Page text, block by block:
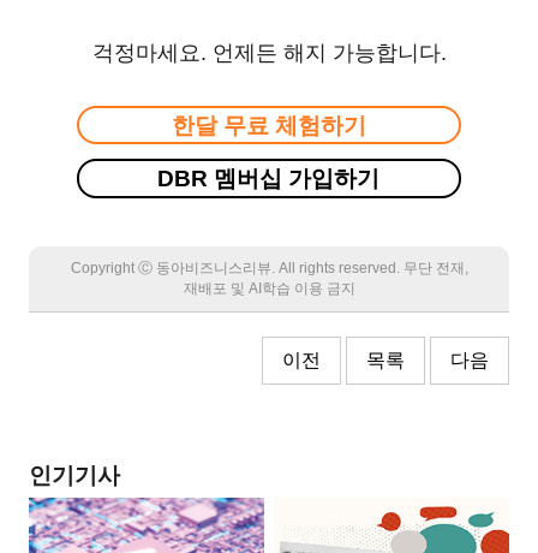
걱정마세요. 언제든 해지 가능합니다.
한달 무료 체험하기
DBR 멤버십 가입하기
Copyright Ⓒ 동아비즈니스리뷰. All rights reserved. 무단 전재,
재배포 및 AI학습 이용 금지
이전 목록 다음
인기기사